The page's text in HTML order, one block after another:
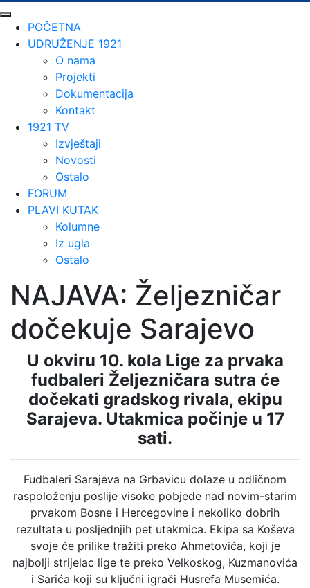
POČETNA
UDRUŽENJE 1921
O nama
Projekti
Dokumentacija
Kontakt
1921 TV
Izvještaji
Novosti
Ostalo
FORUM
PLAVI KUTAK
Kolumne
Iz ugla
Ostalo
NAJAVA: Željezničar
dočekuje Sarajevo
U okviru 10. kola Lige za prvaka
fudbaleri Željezničara sutra će
dočekati gradskog rivala, ekipu
Sarajeva. Utakmica počinje u 17
sati.
Fudbaleri Sarajeva na Grbavicu dolaze u odličnom
raspoloženju poslije visoke pobjede nad novim-starim
prvakom Bosne i Hercegovine i nekoliko dobrih
rezultata u posljednjih pet utakmica. Ekipa sa Koševa
svoje će prilike tražiti preko Ahmetovića, koji je
najbolji strijelac lige te preko Velkoskog, Kuzmanovića
i Sarića koji su ključni igrači Husrefa Musemića.